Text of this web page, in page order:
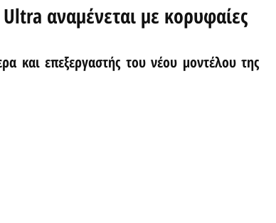
αναμένεται με κορυφαίες
και επεξεργαστής του νέου μοντέλου της